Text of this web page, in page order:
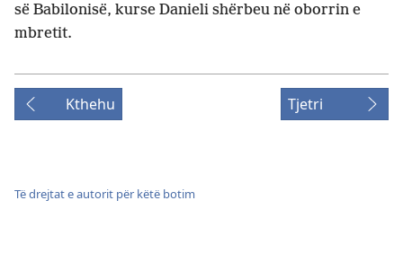
së Babilonisë, kurse Danieli shërbeu në oborrin e
mbretit.
Kthehu Tjetri
Të drejtat e autorit për këtë botim